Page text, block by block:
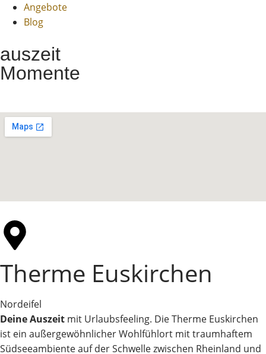
Angebote
Blog
auszeit
Momente
Therme Euskirchen
Nordeifel
Deine Auszeit mit Urlaubsfeeling. Die Therme Euskirchen
ist ein außergewöhnlicher Wohlfühlort mit traumhaftem
Südseeambiente auf der Schwelle zwischen Rheinland und